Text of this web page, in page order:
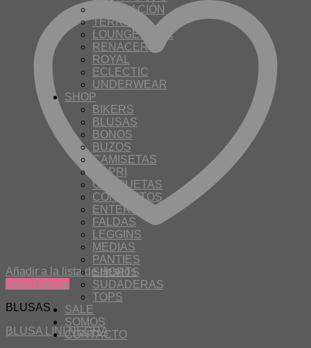
INSPIRACIÓN
TERRA
LOUNGEWEAR
RENACER
ROYAL
ECLECTIC
UNDERWEAR
SHOP
BIKERS
BLUSAS
BONOS
BUZOS
CAMISETAS
CAPRI
CHAQUETAS
CONJUNTOS
ENTERIZOS
FALDAS
LEGGINS
MEDIAS
PANTIES
SHORTS
SUDADERAS
TOPS
SALE
SOMOS
CONTACTO
Añadir a la lista de deseos
Vista Rápida
BLUSAS
BLUSA LINI NEGRA